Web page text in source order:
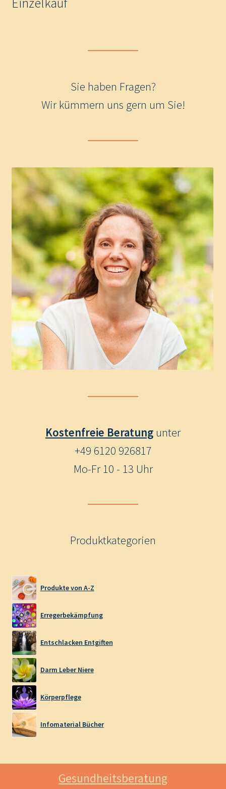
Sie haben Fragen?
Wir kümmern uns gern um Sie!
Kostenfreie Beratung unter
+49 6120 926817
Mo-Fr 10 - 13 Uhr
Produktkategorien
Produkte von A-Z
Erregerbekämpfung
Entschlacken Entgiften
Darm Leber Niere
Körperpflege
Infomaterial Bücher
Gesundheitsberatung